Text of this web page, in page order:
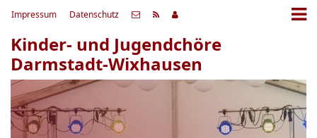
Impressum Datenschutz
Kinder- und Jugendchöre
Darmstadt-Wixhausen